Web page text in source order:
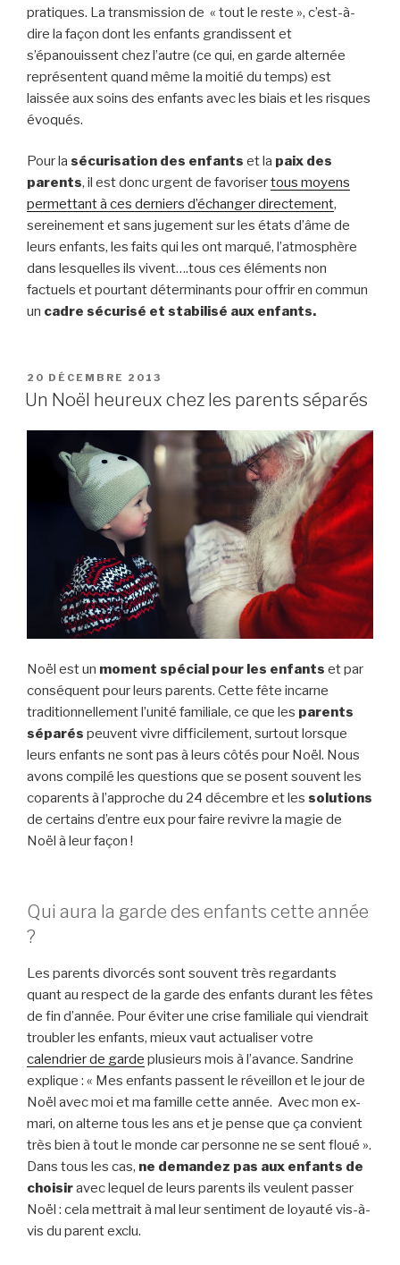
pratiques. La transmission de « tout le reste », c’est-à-
dire la façon dont les enfants grandissent et
s’épanouissent chez l’autre (ce qui, en garde alternée
représentent quand même la moitié du temps) est
laissée aux soins des enfants avec les biais et les risques
évoqués.
Pour la sécurisation des enfants et la paix des
parents, il est donc urgent de favorisertous moyens
permettant à ces derniers d’échanger directement,
sereinement et sans jugement sur les états d’âme de
leurs enfants, les faits qui les ont marqué, l’atmosphère
dans lesquelles ils vivent….tous ces éléments non
factuels et pourtant déterminants pour offrir en commun
un cadre sécurisé et stabilisé aux enfants.
PUBLIÉ
LE
20 DÉCEMBRE 2013
Un Noël heureux chez les parents séparés
Noël est un moment spécial pour les enfants et par
conséquent pour leurs parents. Cette fête incarne
traditionnellement l’unité familiale, ce que les parents
séparés peuvent vivre difficilement, surtout lorsque
leurs enfants ne sont pas à leurs côtés pour Noël. Nous
avons compilé les questions que se posent souvent les
coparents à l’approche du 24 décembre et les solutions
de certains d’entre eux pour faire revivre la magie de
Noël à leur façon !
Qui aura la garde des enfants cette année
?
Les parents divorcés sont souvent très regardants
quant au respect de la garde des enfants durant les fêtes
de fin d’année. Pour éviter une crise familiale qui viendrait
troubler les enfants, mieux vaut actualiser votre
calendrier de garde plusieurs mois à l’avance. Sandrine
explique : « Mes enfants passent le réveillon et le jour de
Noël avec moi et ma famille cette année. Avec mon ex-
mari, on alterne tous les ans et je pense que ça convient
très bien à tout le monde car personne ne se sent floué ».
Dans tous les cas, ne demandez pas aux enfants de
choisiravec lequel de leurs parents ils veulent passer
Noël : cela mettrait à mal leur sentiment de loyauté vis-à-
vis du parent exclu.